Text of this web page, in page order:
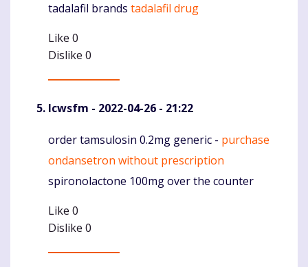
Komentaras
tadalafil brands tadalafil drug
Like 0
Dislike 0
Icwsfm - 2022-04-26 - 21:22
Komentaras
order tamsulosin 0.2mg generic - purchase
ondansetron without prescription
spironolactone 100mg over the counter
Like 0
Dislike 0